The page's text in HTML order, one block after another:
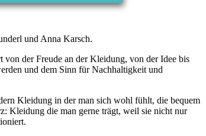
und Anna Karsch.
der Freude an der Kleidung, von der Idee bis
und dem Sinn für Nachhaltigkeit und
Kleidung in der man sich wohl fühlt, die bequem
Kleidung die man gerne trägt, weil sie nicht nur